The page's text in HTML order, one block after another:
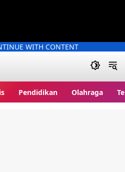
WITH CONTENT
Pendidikan Olahraga